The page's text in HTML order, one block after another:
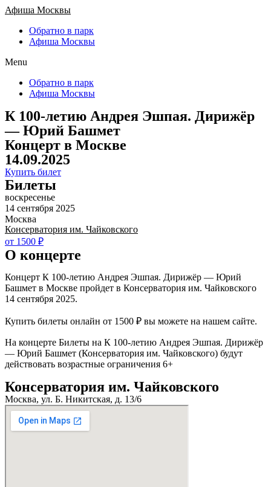
Афиша Москвы
Обратно в парк
Афиша Москвы
Menu
Обратно в парк
Афиша Москвы
К 100-летию Андрея Эшпая. Дирижёр
— Юрий Башмет
Концерт в Москве
14.09.2025
Купить билет
Билеты
воскресенье
14 сентября 2025
Москва
Консерватория им. Чайковского
от 1500 ₽
О концерте
Концерт К 100-летию Андрея Эшпая. Дирижёр — Юрий
Башмет в Москве пройдет в Консерватория им. Чайковского
14 сентября 2025.
Купить билеты онлайн от 1500 ₽ вы можете на нашем сайте.
На концерте Билеты на К 100-летию Андрея Эшпая. Дирижёр
— Юрий Башмет (Консерватория им. Чайковского) будут
действовать возрастные ограничения 6+
Консерватория им. Чайковского
Москва, ул. Б. Никитская, д. 13/6